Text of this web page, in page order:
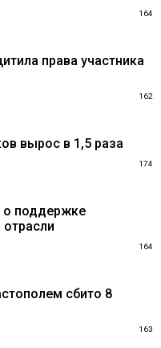
164
права участника
162
вырос в 1,5 раза
174
о поддержке
отрасли
164
сбито 8
163